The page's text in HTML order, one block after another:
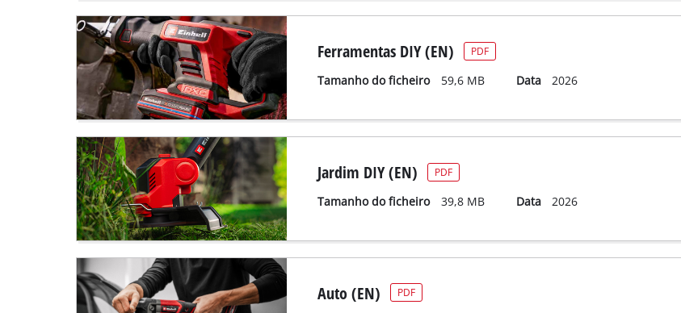
Ferramentas DIY (EN) PDF
Tamanho do ficheiro 59,6 MB Data 2026
Jardim DIY (EN) PDF
Tamanho do ficheiro 39,8 MB Data 2026
Auto (EN) PDF